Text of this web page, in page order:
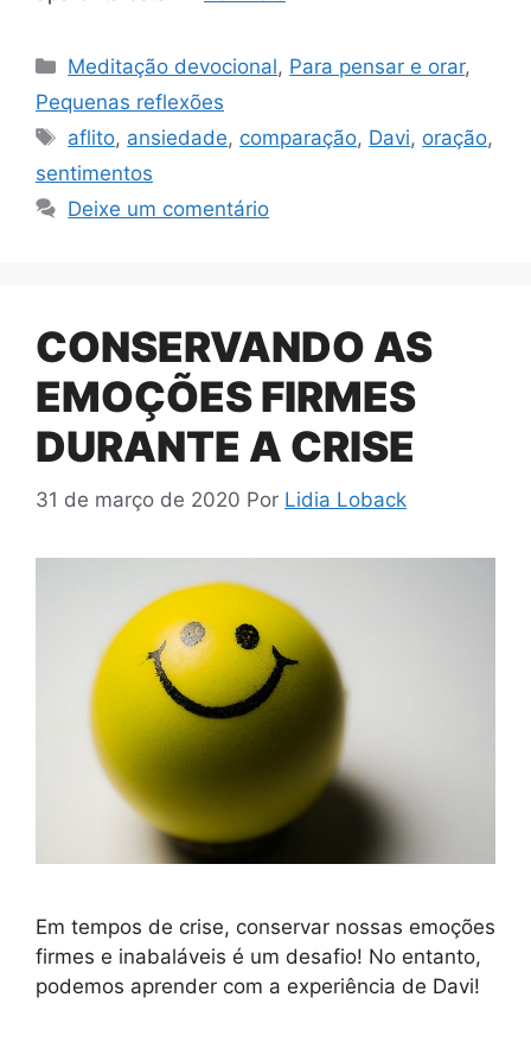
Categorias
Meditação devocional, Para pensar e orar,
Pequenas reflexões
Tags
aflito, ansiedade, comparação, Davi, oração,
sentimentos
Deixe um comentário
CONSERVANDO AS
EMOÇÕES FIRMES
DURANTE A CRISE
31 de março de 2020 Por Lidia Loback
Em tempos de crise, conservar nossas emoções
firmes e inabaláveis é um desafio! No entanto,
podemos aprender com a experiência de Davi!